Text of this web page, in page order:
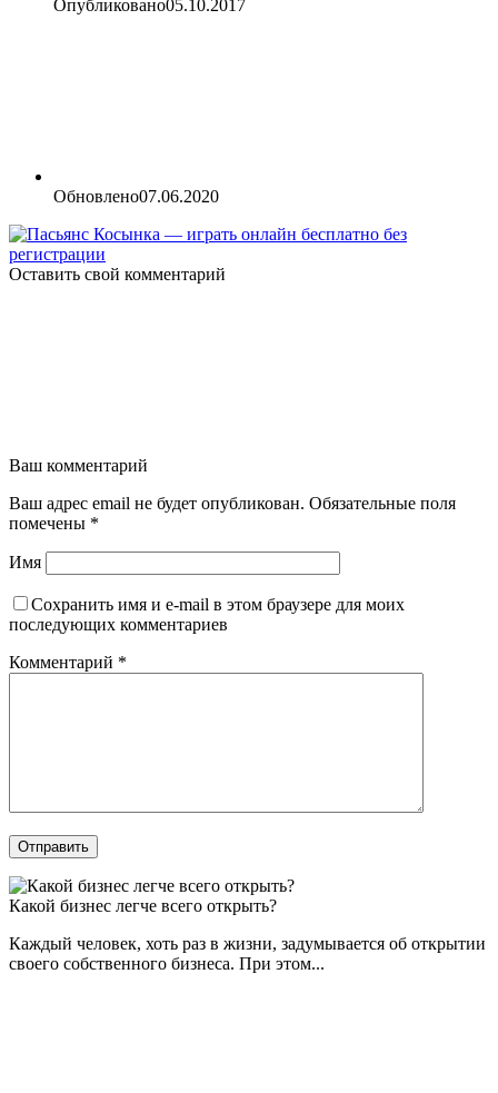
Опубликовано05.10.2017
Обновлено07.06.2020
Оставить свой комментарий
Ваш комментарий
Ваш адрес email не будет опубликован. Обязательные поля
помечены *
Имя
Сохранить имя и e-mail в этом браузере для моих
последующих комментариев
Комментарий *
Отправить
Какой бизнес легче всего открыть?
Каждый человек, хоть раз в жизни, задумывается об открытии
своего собственного бизнеса. При этом...